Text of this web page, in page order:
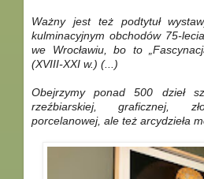
Ważny jest też podtytuł
kulminacyjnym obchodów 75-
we Wrocławiu, bo to
(XVIII-XXI w.) (...)
Obejrzymy ponad 500 dzieł
rzeźbiarskiej, graficznej,
porcelanowej, ale też arcydzieła